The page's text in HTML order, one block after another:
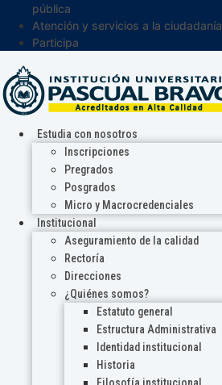
pública
Atención y servicios a la ciudadanía
Participa
Estudia con nosotros
Inscripciones
Pregrados
Posgrados
Micro y Macrocredenciales
Institucional
Aseguramiento de la calidad
Rectoría
Direcciones
¿Quiénes somos?
Estatuto general
Estructura Administrativa
Identidad institucional
Historia